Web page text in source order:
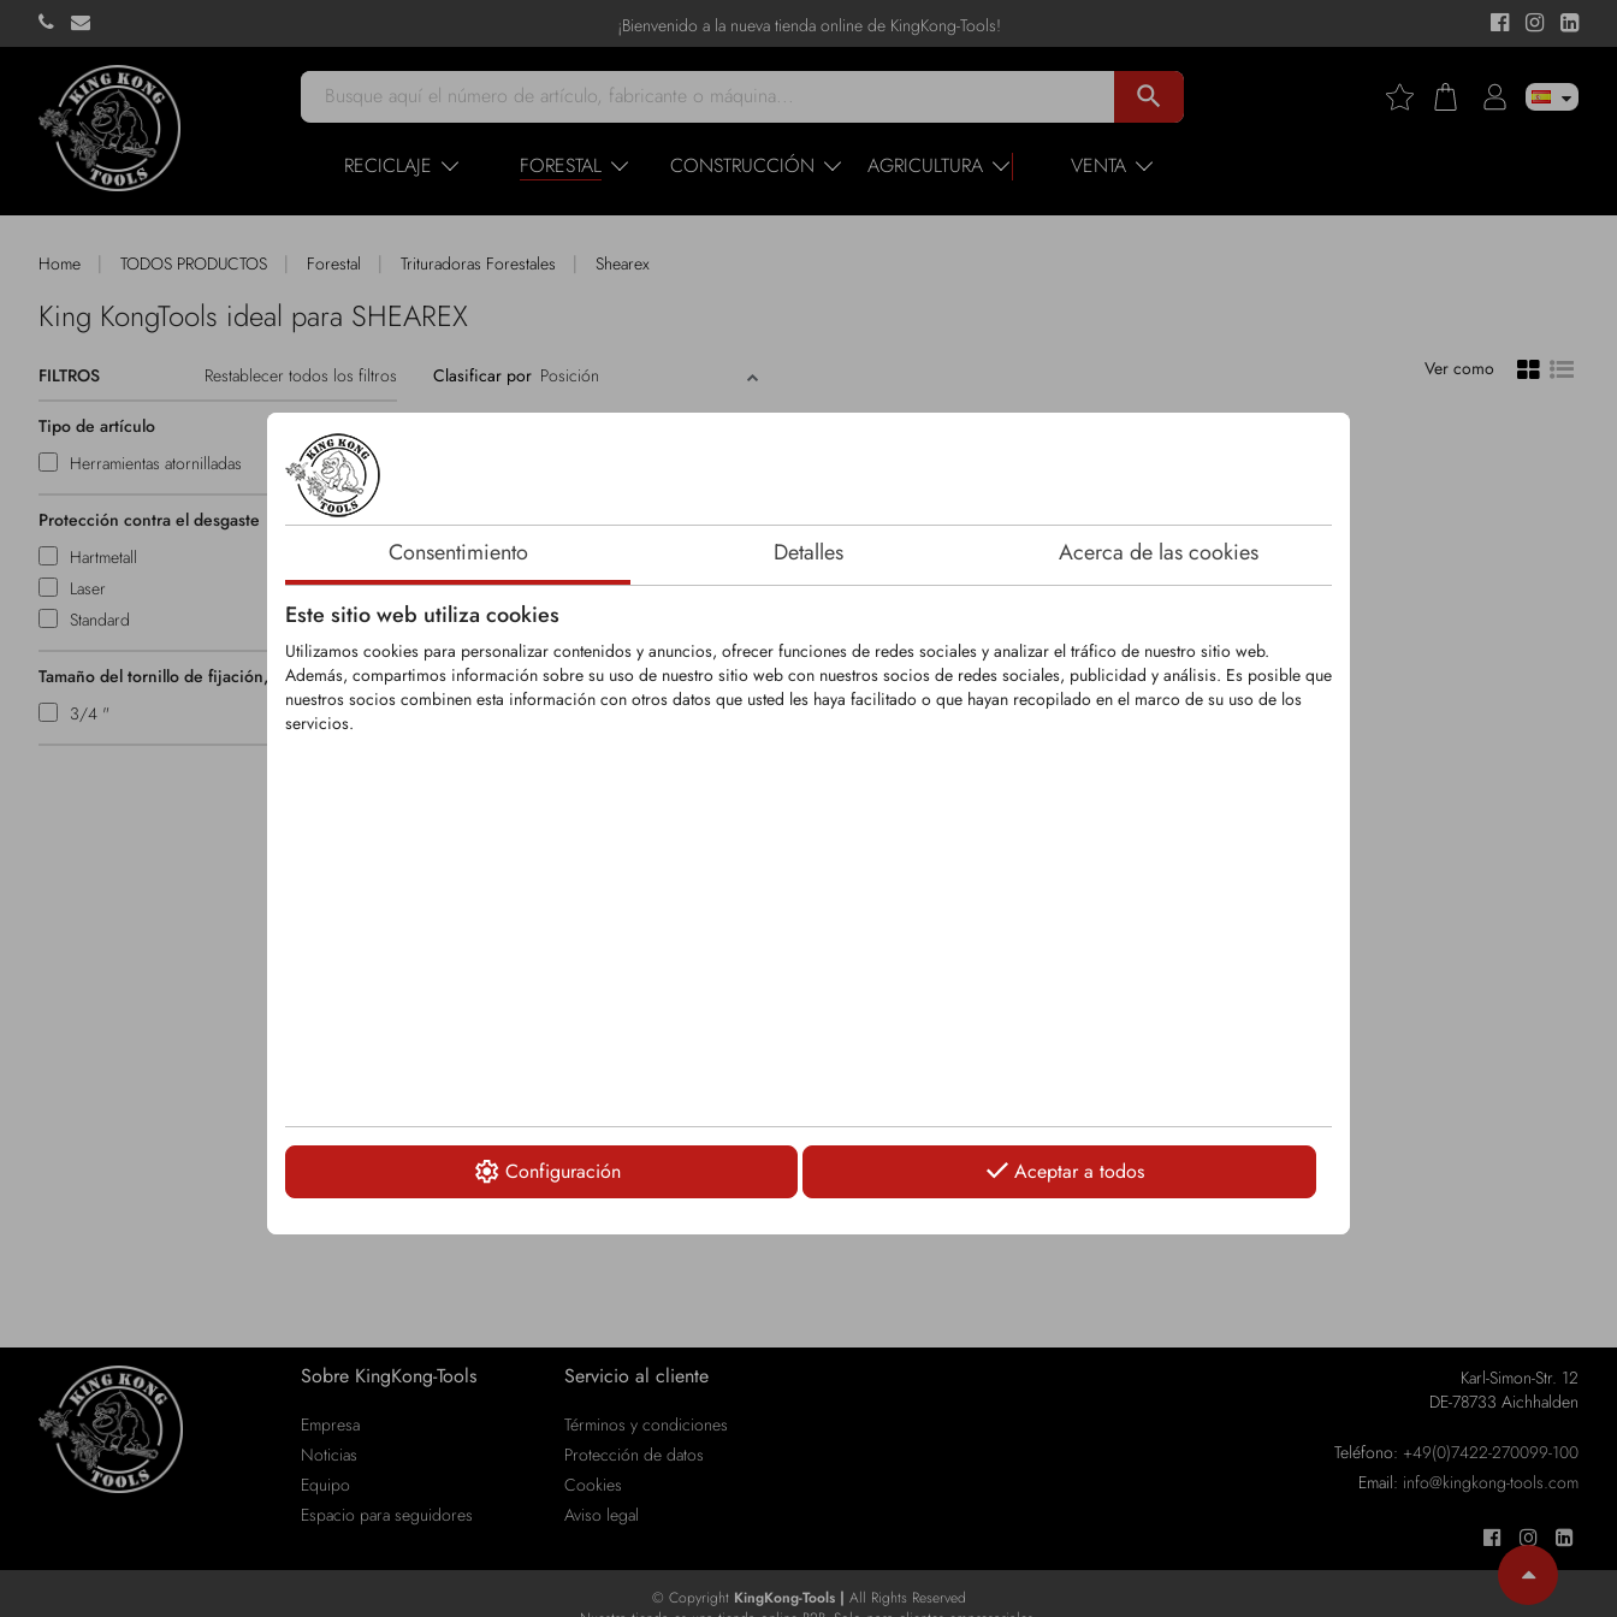
Consentimiento Detalles
Acerca de las cookies
Este sitio web utiliza cookies
Utilizamos cookies para personalizar contenidos y anuncios, ofrecer funciones de redes sociales y analizar el tráfico de nuestro sitio web.
Además, compartimos información sobre su uso de nuestro sitio web con nuestros socios de redes sociales, publicidad y análisis. Es posible que
nuestros socios combinen esta información con otros datos que usted les haya facilitado o que hayan recopilado en el marco de su uso de los
servicios.
Configuración Aceptar a todos
¡Bienvenido a la nueva tienda online de KingKong-Tools!
search
RECICLAJE FORESTAL CONSTRUCCIÓN AGRICULTURA VENTA
Home | TODOS PRODUCTOS | Forestal | Trituradoras Forestales | Shearex
King KongTools ideal para SHEAREX
FILTROS Restablecer todos los filtros
Tipo de artículo
Herramientas atornilladas
Protección contra el desgaste
Hartmetall
Laser
Standard
Tamaño del tornillo de fijación, en pulgadas
3/4 "
Clasificar por Ver como
KFS1395
LOGIN
KFS1395-PLA
LOGIN
KFS1396
LOGIN
Sobre KingKong-Tools
Empresa
Noticias
Equipo
Espacio para seguidores
Servicio al cliente
Términos y condiciones
Protección de datos
Cookies
Aviso legal
Karl-Simon-Str. 12
DE-78733 Aichhalden
Teléfono: +49(0)7422-270099-100
Email: info@kingkong-tools.com
© Copyright KingKong-Tools | All Rights Reserved